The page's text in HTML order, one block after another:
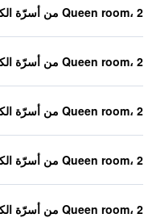
Queen room، 2 من أسرّة الكوين
Queen room، 2 من أسرّة الكوين
Queen room، 2 من أسرّة الكوين
Queen room، 2 من أسرّة الكوين
Queen room، 2 من أسرّة الكوين